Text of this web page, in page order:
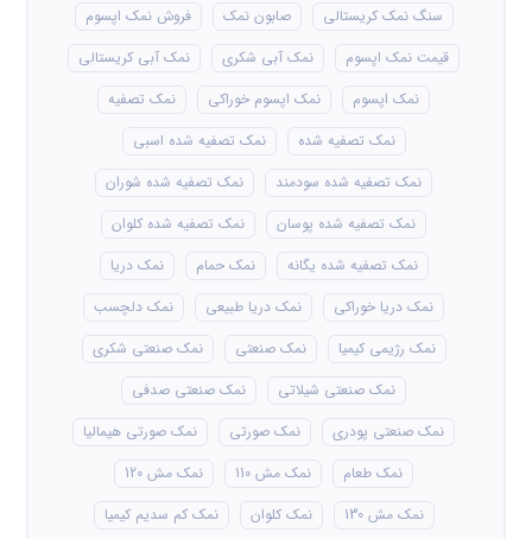
سنگ نمک کریستالی
صابون نمک
فروش نمک اپسوم
قیمت نمک اپسوم
نمک آبی شکری
نمک آبی کریستالی
نمک اپسوم
نمک اپسوم خوراکی
نمک تصفیه
نمک تصفیه شده
نمک تصفیه شده اسبی
نمک تصفیه شده سودمند
نمک تصفیه شده شوران
نمک تصفیه شده پوسان
نمک تصفیه شده کلوان
نمک تصفیه شده یگانه
نمک حمام
نمک دریا
نمک دریا خوراکی
نمک دریا طبیعی
نمک دلچسب
نمک رژیمی کیمیا
نمک صنعتی
نمک صنعتی شکری
نمک صنعتی شیلاتی
نمک صنعتی صدفی
نمک صنعتی پودری
نمک صورتی
نمک صورتی هیمالیا
نمک طعام
نمک مش 110
نمک مش 120
نمک مش 130
نمک کلوان
نمک کم سدیم کیمیا